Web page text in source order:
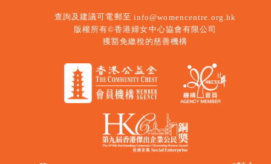
查詢及建議可電郵至 info@womencentre.org.hk
版權所有©香港婦女中心協會有限公司
獲豁免繳稅的慈善機構